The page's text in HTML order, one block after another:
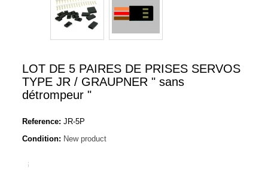
LOT DE 5 PAIRES DE PRISES SERVOS
TYPE JR / GRAUPNER " sans
détrompeur "
Reference: JR-5P
Condition: New product